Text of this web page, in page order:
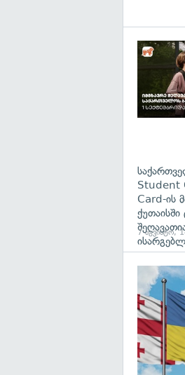
Student
Card-ის
7 აგვისტო,